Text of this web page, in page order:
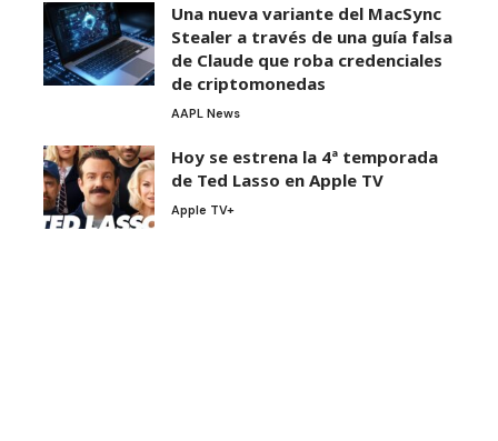
Una nueva variante del MacSync
Stealer a través de una guía falsa
de Claude que roba credenciales
de criptomonedas
AAPL News
Hoy se estrena la 4ª temporada
de Ted Lasso en Apple TV
Apple TV+